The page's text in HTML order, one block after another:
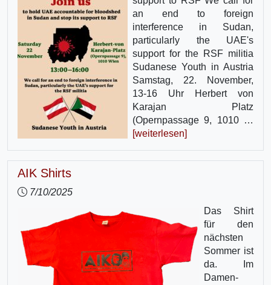
an end to foreign
interference in Sudan,
particularly the UAE's
support for the RSF militia
Sudanese Youth in Austria
Samstag, 22. November,
13-16 Uhr Herbert von
Karajan Platz
(Opernpassage 9, 1010 …
[weiterlesen]
AIK Shirts
7/10/2025
Das Shirt
für den
nächsten
Sommer ist
da. Im
Damen-